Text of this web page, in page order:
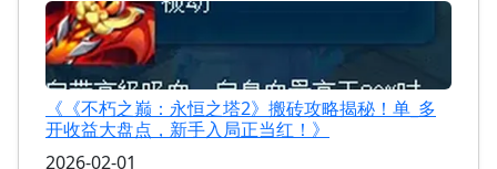
《《不朽之巅：永恒之塔2》搬砖攻略揭秘！单_多
开收益大盘点，新手入局正当红！》
2026-02-01